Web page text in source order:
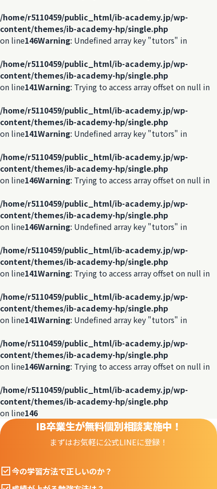
/home/r5110459/public_html/ib-academy.jp/wp-
content/themes/ib-academy-hp/single.php
on line146Warning: Undefined array key "tutors" in
/home/r5110459/public_html/ib-academy.jp/wp-
content/themes/ib-academy-hp/single.php
on line141Warning: Trying to access array offset on null in
/home/r5110459/public_html/ib-academy.jp/wp-
content/themes/ib-academy-hp/single.php
on line141Warning: Undefined array key "tutors" in
/home/r5110459/public_html/ib-academy.jp/wp-
content/themes/ib-academy-hp/single.php
on line146Warning: Trying to access array offset on null in
/home/r5110459/public_html/ib-academy.jp/wp-
content/themes/ib-academy-hp/single.php
on line146Warning: Undefined array key "tutors" in
/home/r5110459/public_html/ib-academy.jp/wp-
content/themes/ib-academy-hp/single.php
on line141Warning: Trying to access array offset on null in
/home/r5110459/public_html/ib-academy.jp/wp-
content/themes/ib-academy-hp/single.php
on line141Warning: Undefined array key "tutors" in
/home/r5110459/public_html/ib-academy.jp/wp-
content/themes/ib-academy-hp/single.php
on line146Warning: Trying to access array offset on null in
/home/r5110459/public_html/ib-academy.jp/wp-
content/themes/ib-academy-hp/single.php
on line146
IB卒業生が無料個別相談実施中！
まずはお気軽に公式LINEに登録！
今の学習方法で正しいのか？